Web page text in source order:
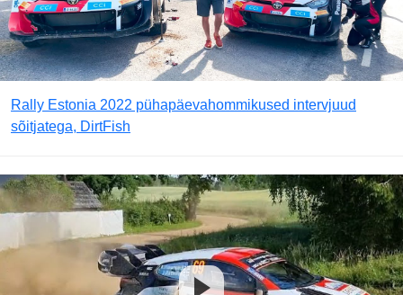
Rally Estonia 2022 pühapäevahommikused intervjuud
sõitjatega, DirtFish